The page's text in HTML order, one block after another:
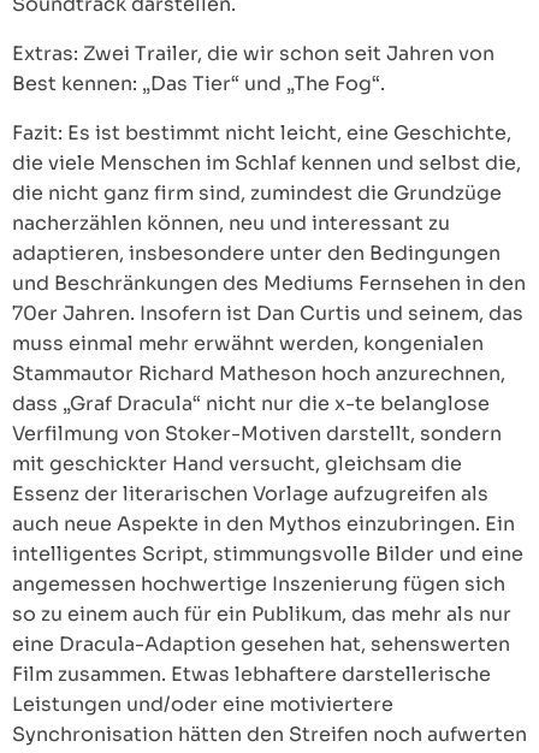
Extras: Zwei Trailer, die wir schon seit Jahren von
Best kennen: „Das Tier“ und „The Fog“.
Fazit: Es ist bestimmt nicht leicht, eine Geschichte,
die viele Menschen im Schlaf kennen und selbst die,
die nicht ganz firm sind, zumindest die Grundzüge
nacherzählen können, neu und interessant zu
adaptieren, insbesondere unter den Bedingungen
und Beschränkungen des Mediums Fernsehen in den
70er Jahren. Insofern ist Dan Curtis und seinem, das
muss einmal mehr erwähnt werden, kongenialen
Stammautor Richard Matheson hoch anzurechnen,
dass „Graf Dracula“ nicht nur die x-te belanglose
Verfilmung von Stoker-Motiven darstellt, sondern
mit geschickter Hand versucht, gleichsam die
Essenz der literarischen Vorlage aufzugreifen als
auch neue Aspekte in den Mythos einzubringen. Ein
intelligentes Script, stimmungsvolle Bilder und eine
angemessen hochwertige Inszenierung fügen sich
so zu einem auch für ein Publikum, das mehr als nur
eine Dracula-Adaption gesehen hat, sehenswerten
Film zusammen. Etwas lebhaftere darstellerische
Leistungen und/oder eine motiviertere
Synchronisation hätten den Streifen noch aufwerten